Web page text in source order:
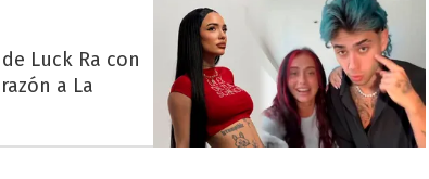
Luck Ra con
a La